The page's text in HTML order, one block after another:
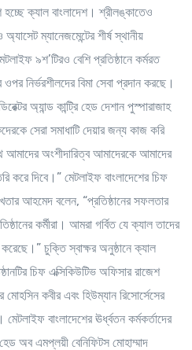
ক্যাল বাংলাদেশ। শ্রীলঙ্কাতেও
ম্যানেজমেন্টের শীর্ষ স্থানীয়
৯শ’টিরও বেশি প্রতিষ্ঠানে কর্মরত
নির্ভরশীলদের বিমা সেবা প্রদান করছে।
অ্যান্ড কান্ট্রি হেড দেশান পুস্পারাজাহ
সেরা সমাধাটি দেয়ার জন্য কাজ করি
আমাদের অংশীদারিত্ব আমাদেরকে আমাদের
করে দিবে।” মেটলাইফ বাংলাদেশের চিফ
আহমেদ বলেন, “প্রতিষ্ঠানের সফলতার
কর্মীরা। আমরা গর্বিত যে ক্যাল তাদের
করেছে।” চুক্তি স্বাক্ষর অনুষ্ঠানে ক্যাল
চিফ এক্সিকিউটিভ অফিসার রাজেশ
কবীর এবং হিউম্যান রিসোর্সেসের
বাংলাদেশের ঊর্ধ্বতন কর্মকর্তাদের
অব এমপ্লয়ী বেনিফিটস মোহাম্মাদ